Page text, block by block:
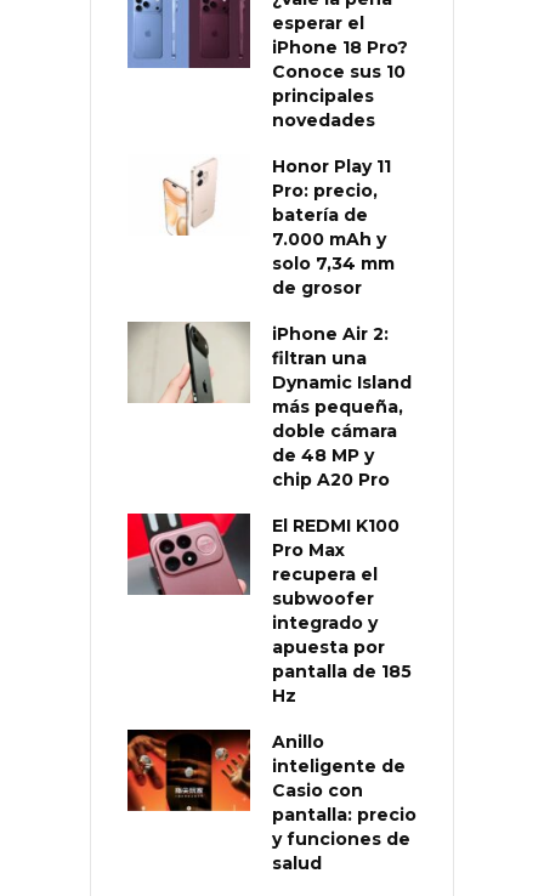
esperar el
iPhone 18 Pro?
Conoce sus 10
principales
novedades
Honor Play 11
Pro: precio,
batería de
7.000 mAh y
solo 7,34 mm
de grosor
iPhone Air 2:
filtran una
Dynamic Island
más pequeña,
doble cámara
de 48 MP y
chip A20 Pro
El REDMI K100
Pro Max
recupera el
subwoofer
integrado y
apuesta por
pantalla de 185
Hz
Anillo
inteligente de
Casio con
pantalla: precio
y funciones de
salud